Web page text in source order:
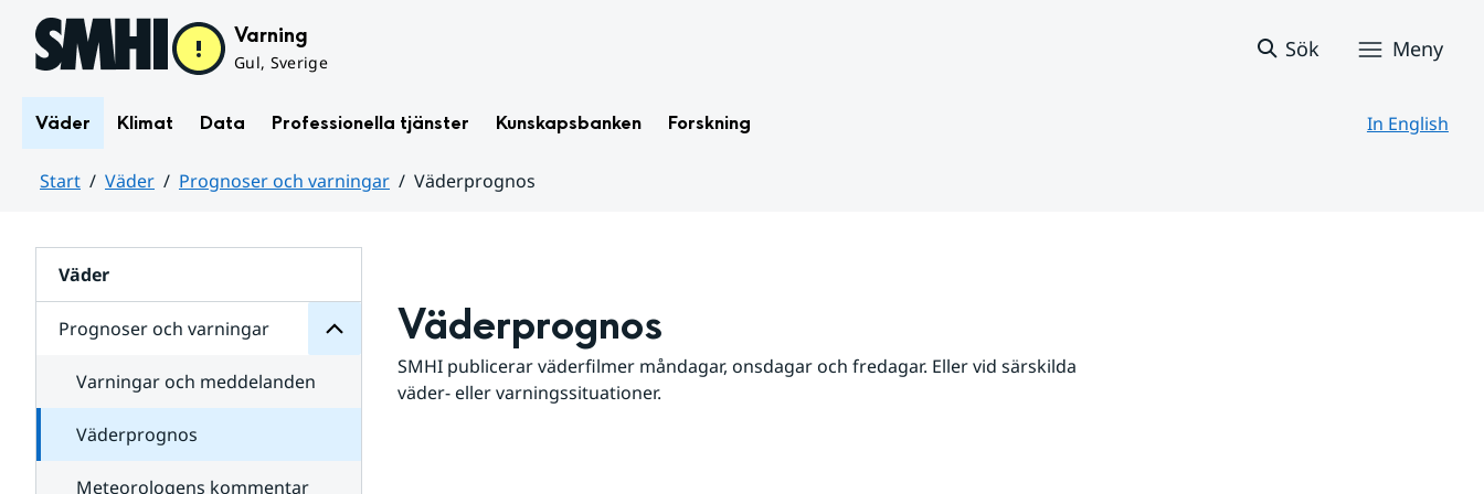
Hoppa till sidans innehåll Varning
Gul, Sverige
Sök Meny
Väder Klimat Data Professionella tjänster Kunskapsbanken Forskning In English
Start Väder Prognoser och varningar
Väderprognos
Väder
Prognoser och varningar
för
varningar
Varningar och meddelanden
Väderprognos
Meteorologens kommentar
Väderprognos
SMHI publicerar väderfilmer måndagar, onsdagar och fredagar. Eller vid särskilda
väder- eller varningssituationer.